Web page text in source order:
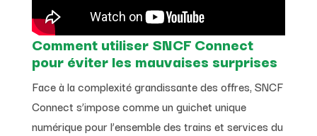
Comment utiliser SNCF Connect
pour éviter les mauvaises surprises
Face à la complexité grandissante des offres, SNCF
Connect s’impose comme un guichet unique
numérique pour l’ensemble des trains et services du